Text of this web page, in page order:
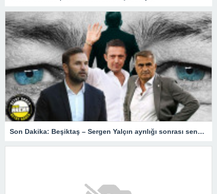
Son Dakika: Beşiktaş – Sergen Yalçın ayrılığı sonrası senaryolar! Fenerbahçe, Okan Buruk, Şenol Güneş…